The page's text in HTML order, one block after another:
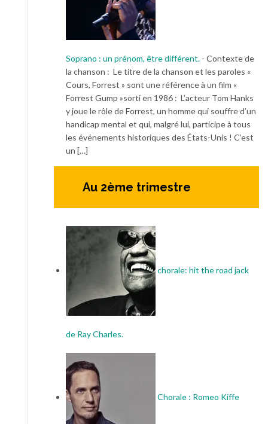
Soprano : un prénom, être différent. - Contexte de
la chanson : Le titre de la chanson et les paroles «
Cours, Forrest » sont une référence à un film «
Forrest Gump »sorti en 1986 : L’acteur Tom Hanks
y joue le rôle de Forrest, un homme qui souffre d’un
handicap mental et qui, malgré lui, participe à tous
les événements historiques des États-Unis ! C’est
un […]
Au 2ème trimestre
chorale: hit the road jack
de Ray Charles.
Chorale : Romeo Kiffe